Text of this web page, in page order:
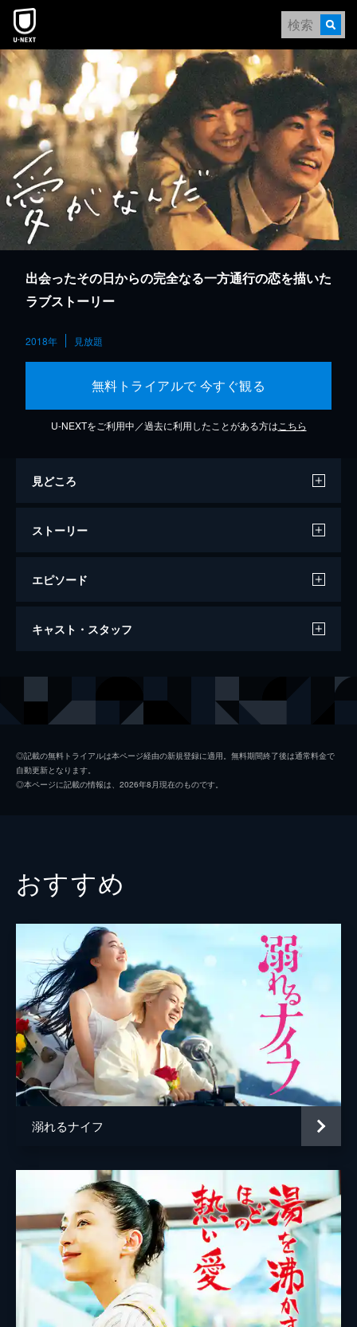
本文へスキップ
出会ったその日からの完全なる一方通行の恋を描いた
ラブストーリー
2018年 見放題
無料トライアルで 今すぐ観る
U-NEXTをご利用中／過去に利用したことがある方は こちら
見どころ
ストーリー
エピソード
愛がなんだ
キャスト・スタッフ
マモル 成田凌
根本真陽
川面千晶
成田瑛基
片岡礼子
筒井真理子
監督 今泉力哉
脚本 澤井香織
原作 角田光代
ゲイリー芦屋
製作 横井正彦
成宏基
大山義人
川城和実
◎記載の無料トライアルは本ページ経由の新規登録に適用。無料期間終了後は通常料金で
自動更新となります。
◎本ページに記載の情報は、2026年8月現在のものです。
おすすめ
溺れるナイフ